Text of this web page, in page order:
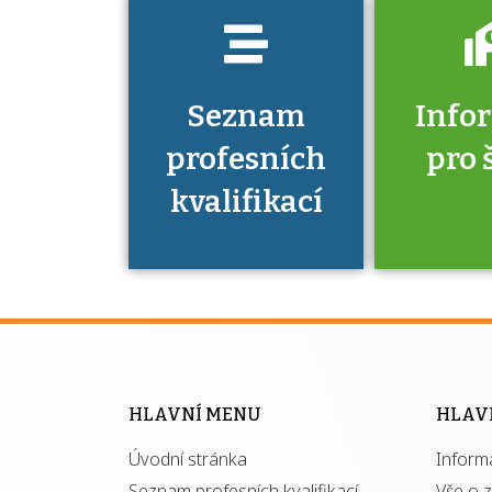
Seznam
profesních
kvalifikací
pro
Víte, že
HLAVNÍ MENU
Úvodní stránka